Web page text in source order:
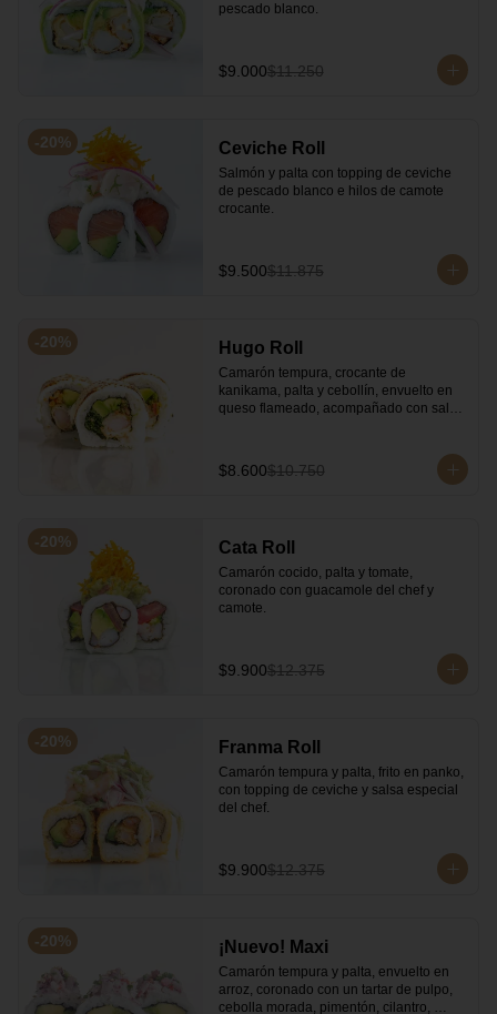
pescado blanco.
$9.000$11.250
-20% Ceviche Roll
Salmón y palta con topping de ceviche
de pescado blanco e hilos de camote
crocante.
$9.500$11.875
-20% Hugo Roll
Camarón tempura, crocante de
kanikama, palta y cebollín, envuelto en
queso flameado, acompañado con salsa
$8.600$10.750
-20% Cata Roll
Camarón cocido, palta y tomate,
coronado con guacamole del chef y
camote.
$9.900$12.375
-20% Franma Roll
Camarón tempura y palta, frito en panko,
con topping de ceviche y salsa especial
del chef.
$9.900$12.375
-20% ¡Nuevo! Maxi
Camarón tempura y palta, envuelto en
arroz, coronado con un tartar de pulpo,
cebolla morada, pimentón, cilantro,